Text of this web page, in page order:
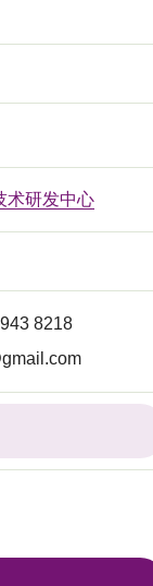
术研发中心
8218